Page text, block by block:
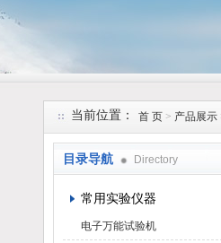
当前位置： 首 页 > 产品展示
目录导航 Directory
常用实验仪器
电子万能试验机